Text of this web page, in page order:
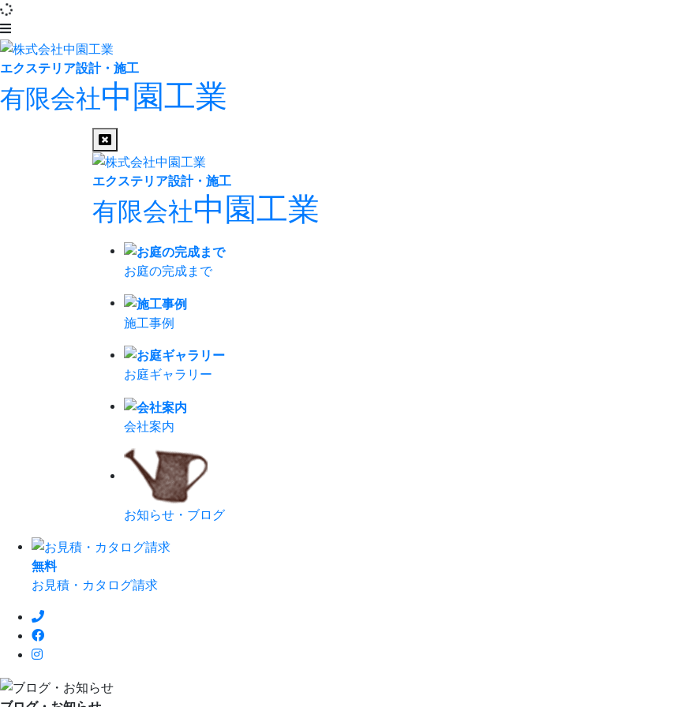
エクステリア設計・施工
有限会社中園工業
エクステリア設計・施工
有限会社中園工業
お庭の完成まで
施工事例
お庭ギャラリー
会社案内
お知らせ・ブログ
無料
お見積・カタログ請求